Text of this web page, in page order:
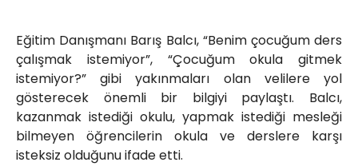
Eğitim Danışmanı Barış Balcı, “Benim çocuğum ders
çalışmak istemiyor”, “Çocuğum okula gitmek
istemiyor?” gibi yakınmaları olan velilere yol
gösterecek önemli bir bilgiyi paylaştı. Balcı,
kazanmak istediği okulu, yapmak istediği mesleği
bilmeyen öğrencilerin okula ve derslere karşı
isteksiz olduğunu ifade etti.